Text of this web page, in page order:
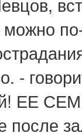
можно
-
ЕЕ
после